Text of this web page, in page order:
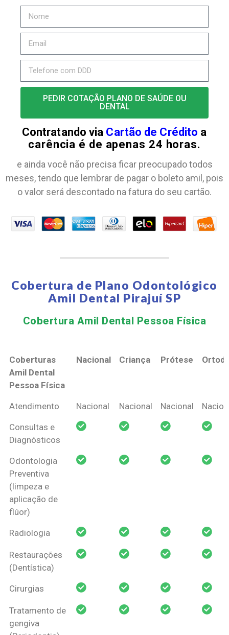
PEDIR COTAÇÃO PLANO DE SAÚDE OU
DENTAL
Contratando via Cartão de Crédito a
carência é de apenas 24 horas.
e ainda você não precisa ficar preocupado todos
meses, tendo que lembrar de pagar o boleto amil, pois
o valor será descontado na fatura do seu cartão.
Cobertura de Plano Odontológico
Amil Dental Pirajuí SP
Cobertura Amil Dental Pessoa Física​
Coberturas
Amil Dental
Pessoa Física
Nacional Criança Prótese
Coberturas
Pessoa Física
Nacional Criança Prótese
Atendimento Nacional Nacional Nacional
Consultas e
Diagnósticos
Odontologia
Preventiva
(limpeza e
aplicação de
flúor)
Radiologia
Restaurações
(Dentística)
Cirurgias
Tratamento de
gengiva